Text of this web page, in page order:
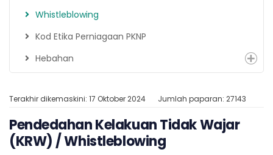
Whistleblowing
Kod Etika Perniagaan PKNP
Hebahan
Terakhir dikemaskini: 17 Oktober 2024 Jumlah paparan: 27143
Pendedahan Kelakuan Tidak Wajar
(KRW) / Whistleblowing